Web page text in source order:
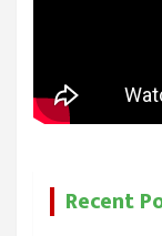
Recent